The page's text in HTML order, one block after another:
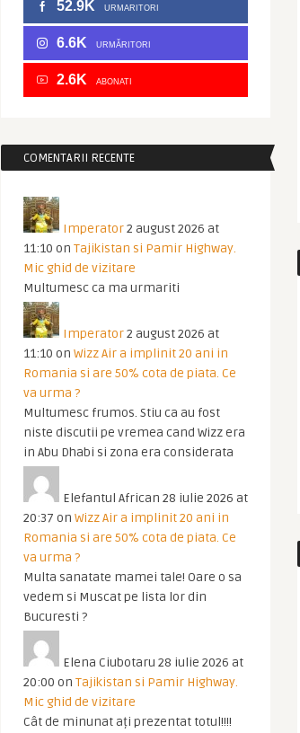
52.9K URMARITORI
6.6K URMĂRITORI
2.6K ABONATI
COMENTARII RECENTE
Imperator2 august 2026 at
11:10 on Tajikistan si Pamir Highway.
Mic ghid de vizitare
Multumesc ca ma urmariti
Imperator2 august 2026 at
11:10 on Wizz Air a implinit 20 ani in
Romania si are 50% cota de piata. Ce
va urma ?
Multumesc frumos. Stiu ca au fost
niste discutii pe vremea cand Wizz era
in Abu Dhabi si zona era considerata
Elefantul African 28 iulie 2026 at
20:37 on Wizz Air a implinit 20 ani in
Romania si are 50% cota de piata. Ce
va urma ?
Multa sanatate mamei tale! Oare o sa
vedem si Muscat pe lista lor din
Bucuresti ?
Elena Ciubotaru 28 iulie 2026 at
20:00 on Tajikistan si Pamir Highway.
Mic ghid de vizitare
Cât de minunat ați prezentat totul!!!!